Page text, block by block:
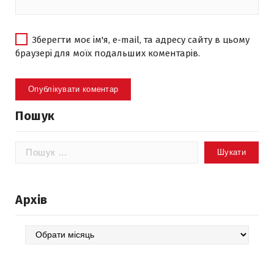
Зберегти моє ім'я, e-mail, та адресу сайту в цьому
браузері для моїх подальших коментарів.
Пошук
Пошук:
Архів
Архів